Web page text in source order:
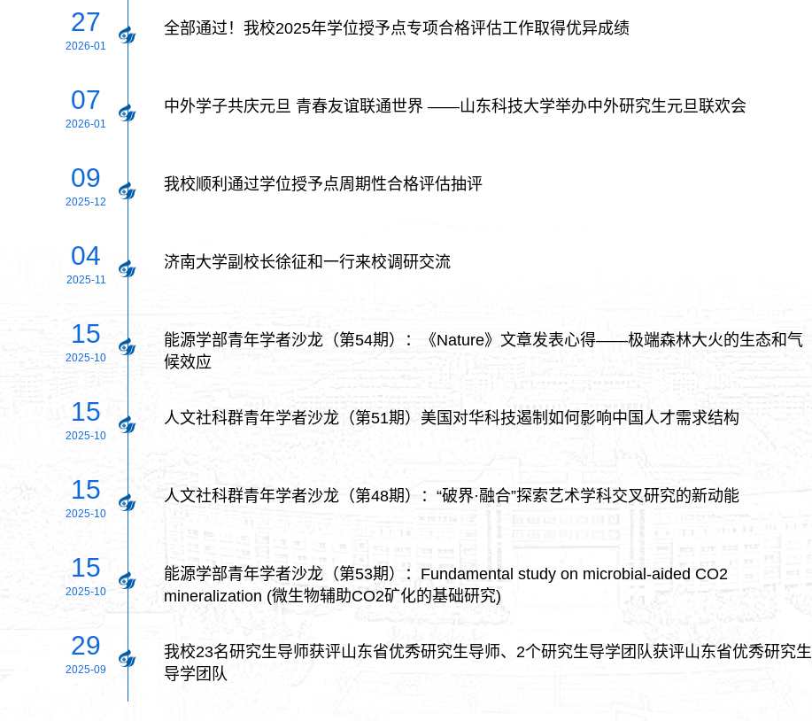
27
2026-01
全部通过！我校2025年学位授予点专项合格评估工作取得优异成绩
07
2026-01
中外学子共庆元旦 青春友谊联通世界 ——山东科技大学举办中外研究生元旦联欢会
09
2025-12
我校顺利通过学位授予点周期性合格评估抽评
04
2025-11
济南大学副校长徐征和一行来校调研交流
15
2025-10
能源学部青年学者沙龙（第54期）：《Nature》文章发表心得——极端森林大火的生态和气
候效应
15
2025-10
人文社科群青年学者沙龙（第51期）美国对华科技遏制如何影响中国人才需求结构
15
2025-10
人文社科群青年学者沙龙（第48期）：“破界·融合”探索艺术学科交叉研究的新动能
15
2025-10
能源学部青年学者沙龙（第53期）：Fundamental study on microbial-aided CO2
mineralization (微生物辅助CO2矿化的基础研究)
29
2025-09
我校23名研究生导师获评山东省优秀研究生导师、2个研究生导学团队获评山东省优秀研究生
导学团队